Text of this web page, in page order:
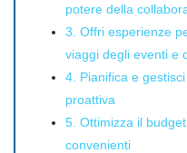
potere della
3. Offri esperienze
viaggi degli eventi e
4. Pianifica e
proattiva
5. Ottimizza il
convenienti